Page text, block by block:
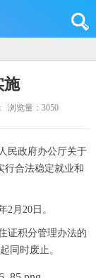
施
浏览量：3050
民政府办公厅关于
行合法稳定就业和
2月20日。
证积分管理办法的
同时废止。